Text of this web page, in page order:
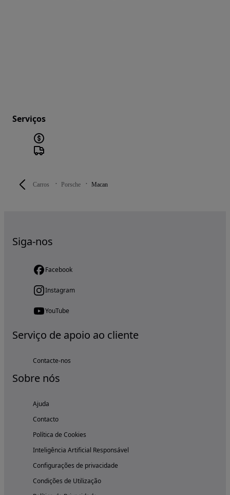
Carros Porsche Macan
Serviços
Siga-nos
Facebook
Instagram
YouTube
Serviço de apoio ao cliente
Contacte-nos
Sobre nós
Ajuda
Contacto
Política de Cookies
Inteligência Artificial Responsável
Configurações de privacidade
Condições de Utilização